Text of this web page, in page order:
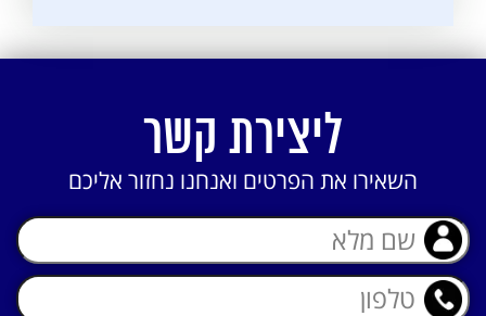
ליצירת קשר
השאירו את הפרטים ואנחנו נחזור אליכם